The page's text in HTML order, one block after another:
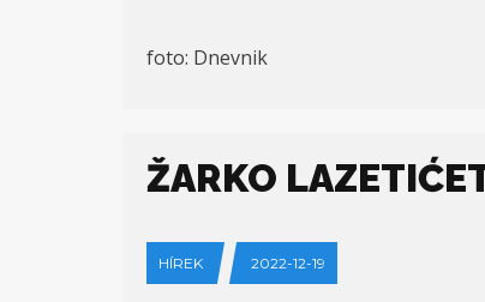
foto: Dnevnik
ŽARKO
HÍREK 2022-12-19